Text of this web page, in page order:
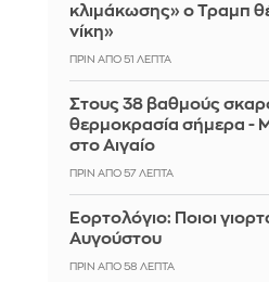
κλιμάκωσης» ο Τραμπ
νίκη»
ΠΡΙΝ ΑΠΌ 51 ΛΕΠΤΆ
Στους 38 βαθμούς
θερμοκρασία σήμερα -
στο Αιγαίο
ΠΡΙΝ ΑΠΌ 57 ΛΕΠΤΆ
Εορτολόγιο: Ποιοι
Αυγούστου
ΠΡΙΝ ΑΠΌ 58 ΛΕΠΤΆ